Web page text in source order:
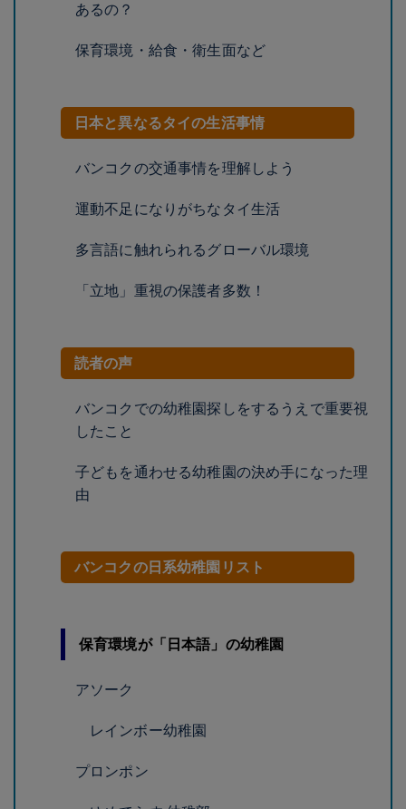
あるの？
保育環境・給食・衛生面など
日本と異なるタイの生活事情
バンコクの交通事情を理解しよう
運動不足になりがちなタイ生活
多言語に触れられるグローバル環境
「立地」重視の保護者多数！
読者の声
バンコクでの幼稚園探しをするうえで重要視
したこと
子どもを通わせる幼稚園の決め手になった理
由
バンコクの日系幼稚園リスト
保育環境が「日本語」の幼稚園
アソーク
レインボー幼稚園
プロンポン